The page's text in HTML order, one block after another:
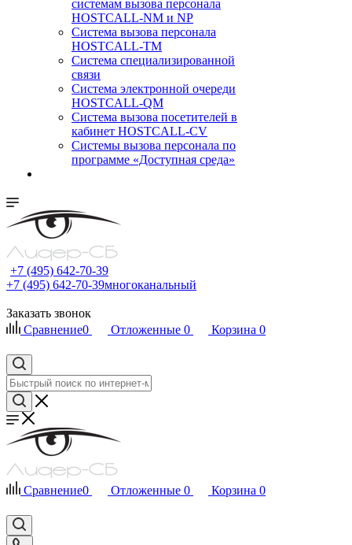
системам вызова персонала
HOSTCALL-NM и NP
Система вызова персонала
HOSTCALL-TM
Система специализированной
связи
Система электронной очереди
HOSTCALL-QM
Cистема вызова посетителей в
кабинет HOSTCALL-CV
Системы вызова персонала по
программе «Доступная среда»
+7 (495) 642-70-39
+7 (495) 642-70-39многоканальный
Заказать звонок
Сравнение0 Отложенные 0 Корзина 0
Сравнение0 Отложенные 0 Корзина 0